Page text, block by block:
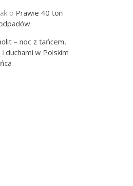
o Prawie 40 ton
– noc z tańcem,
duchami w Polskim